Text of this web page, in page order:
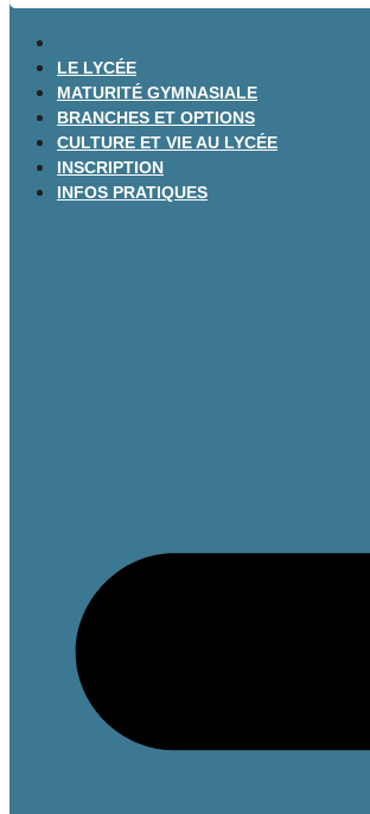
LE LYCÉE
MATURITÉ GYMNASIALE
BRANCHES ET OPTIONS
CULTURE ET VIE AU LYCÉE
INSCRIPTION
INFOS PRATIQUES